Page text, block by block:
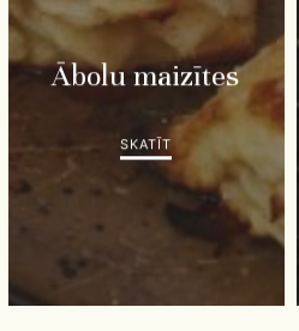
Ābolu maizītes
SKATĪT